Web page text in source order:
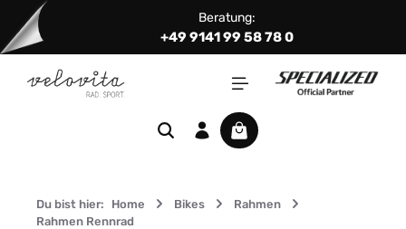
Zum Hauptinhalt springen Beratung:
+49 9141 99 58 78 0
Warenkorb enthält 0
Du bist hier: Home Bikes
Rahmen
Rahmen Rennrad